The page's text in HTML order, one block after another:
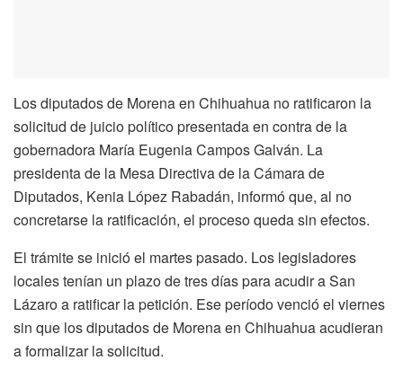
Los diputados de Morena en Chihuahua no ratificaron la
solicitud de juicio político presentada en contra de la
gobernadora María Eugenia Campos Galván. La
presidenta de la Mesa Directiva de la Cámara de
Diputados, Kenia López Rabadán, informó que, al no
concretarse la ratificación, el proceso queda sin efectos.
El trámite se inició el martes pasado. Los legisladores
locales tenían un plazo de tres días para acudir a San
Lázaro a ratificar la petición. Ese período venció el viernes
sin que los diputados de Morena en Chihuahua acudieran
a formalizar la solicitud.